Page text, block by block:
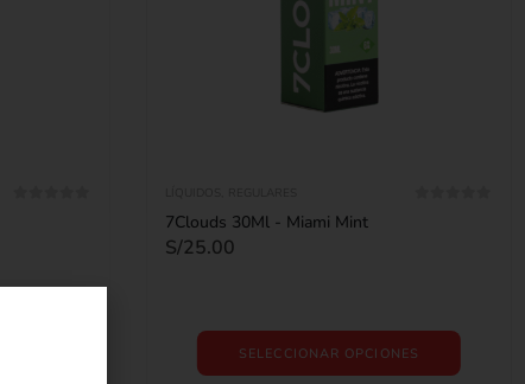
7Clouds 30Ml - Miami Mint
S/25.00
SELECCIONAR OPCIONES